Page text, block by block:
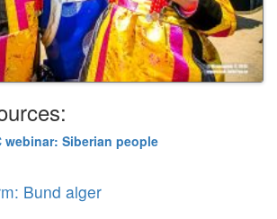
webinar: Siberian people
Bund alger